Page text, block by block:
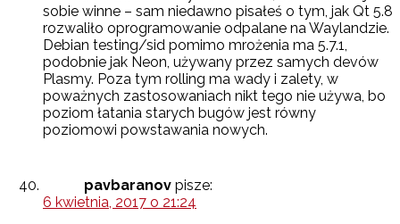
sobie winne – sam niedawno pisałeś o tym, jak Qt 5.8
rozwaliło oprogramowanie odpalane na Waylandzie.
Debian testing/sid pomimo mrożenia ma 5.7.1,
podobnie jak Neon, używany przez samych devów
Plasmy. Poza tym rolling ma wady i zalety, w
poważnych zastosowaniach nikt tego nie używa, bo
poziom łatania starych bugów jest równy
poziomowi powstawania nowych.
pavbaranov pisze:
6 kwietnia, 2017 o 21:24